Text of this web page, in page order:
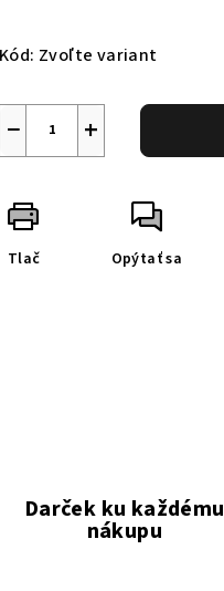
cena:
Kód: Zvoľte variant
+
−
Tlač Opýtať sa
Darček ku každému
nákupu